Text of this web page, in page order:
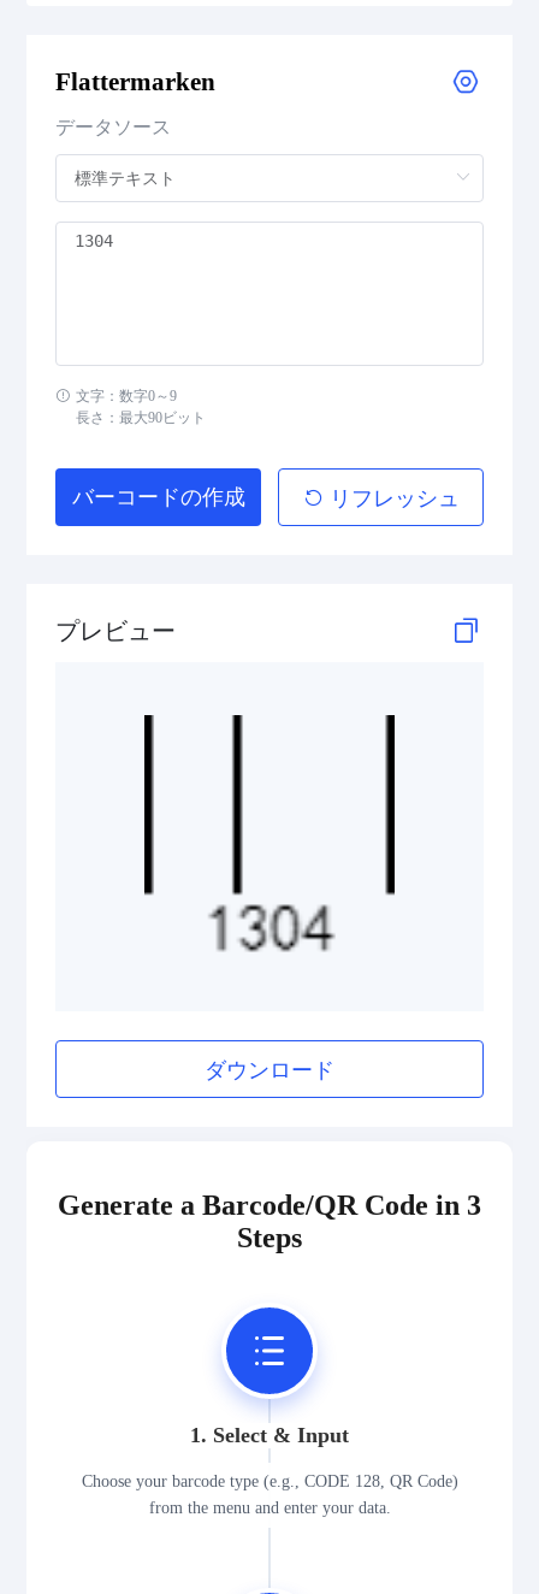
HIBC Aztec Code
HIBC Codablock F
HIBC Data Matrix
HIBC MicroPDF417
HIBC QR Code
Flattermarken
データソース
文字：数字0～9
長さ：最大90ビット
バーコードの作成 リフレッシュ
プレビュー
ダウンロード
Generate a Barcode/QR Code in 3
Steps
1. Select & Input
Choose your barcode type (e.g., CODE 128, QR Code)
from the menu and enter your data.